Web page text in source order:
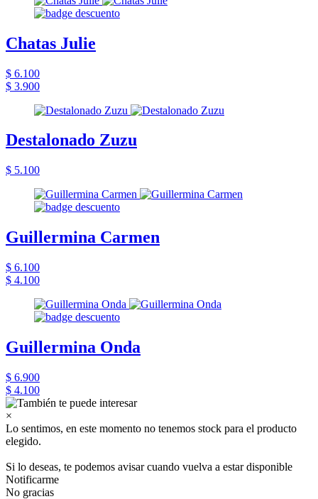
Chatas Julie
$ 6.100
$ 3.900
Destalonado Zuzu
$ 5.100
Guillermina Carmen
$ 6.100
$ 4.100
Guillermina Onda
$ 6.900
$ 4.100
×
Lo sentimos, en este momento no tenemos stock para el producto
elegido.
Si lo deseas, te podemos avisar cuando vuelva a estar disponible
Notificarme
No gracias